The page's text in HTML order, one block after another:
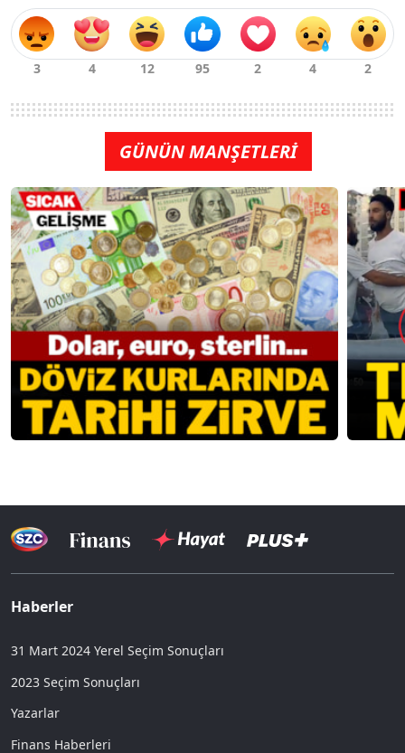
GÜNÜN MANŞETLERİ
Haberler
31 Mart 2024 Yerel Seçim Sonuçları
2023 Seçim Sonuçları
Yazarlar
Finans Haberleri